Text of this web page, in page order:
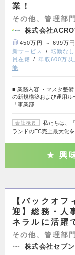
業！
その他、管理部
株式会社
450万円 ～ 699万円
新サービス
転勤なし
員在籍
年収600万以
能
■ 業務内容 ・マスタ整
の新規構築および運用ル
「事業部 …
会社概要
私たちは、
ランドのEC売上最大化
興
【バックオ
迎】総務・人
ネラルに活躍
その他、管理部
株式会社セブ